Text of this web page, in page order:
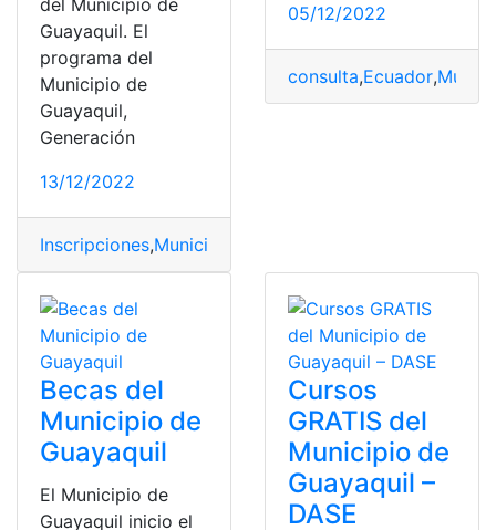
del Municipio de
Guayaquil. El
programa del
Municipio de
Guayaquil,
Generación
13/12/2022
Inscripciones,Municipio
05/12/2022
consulta,Ecuador,
Becas del
Municipio de
Guayaquil
El Municipio de
Guayaquil inicio el
Cursos
GRATIS del
Municipio de
Guayaquil –
DASE